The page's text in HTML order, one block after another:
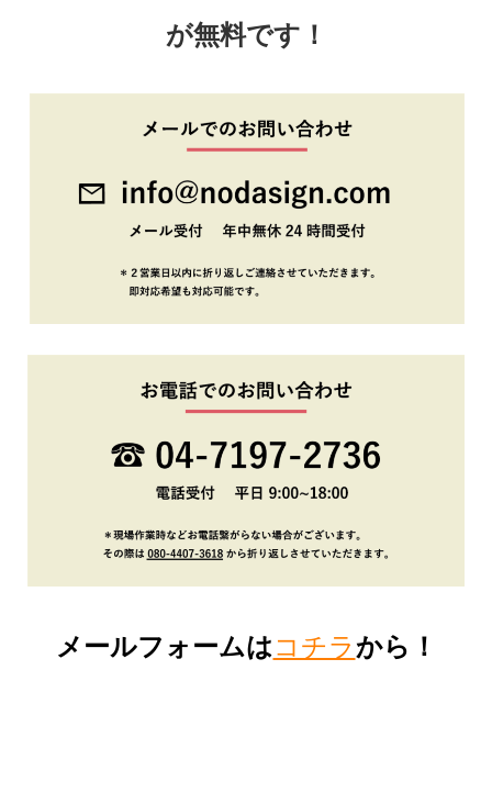
が無料です！
メールフォームはコチラから！